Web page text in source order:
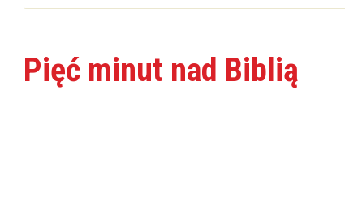
Pięć minut nad Biblią